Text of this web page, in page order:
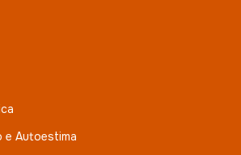
e Autoestima